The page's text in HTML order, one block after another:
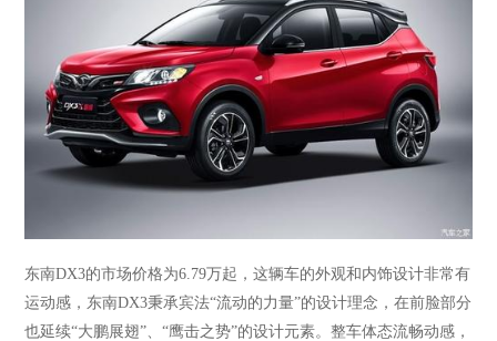
东南DX3的市场价格为6.79万起，这辆车的外观和内饰设计非常有
运动感，东南DX3秉承宾法“流动的力量”的设计理念，在前脸部分
也延续“大鹏展翅”、“鹰击之势”的设计元素。整车体态流畅动感，